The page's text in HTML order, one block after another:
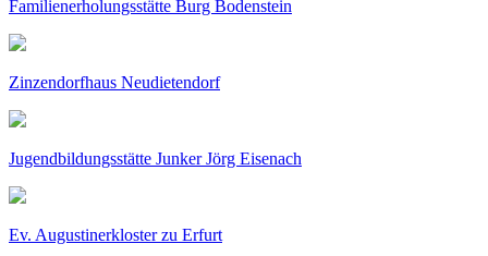
Familienerholungsstätte Burg Bodenstein
Zinzendorfhaus Neudietendorf
Jugendbildungsstätte Junker Jörg Eisenach
Ev. Augustinerkloster zu Erfurt